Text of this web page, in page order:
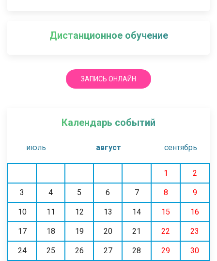
Дистанционное обучение
ЗАПИСЬ ОНЛАЙН
Календарь событий
июль август сентябрь
1 2
3 4 5 6 7 8 9
10 11 12 13 14 15 16
17 18 19 20 21 22 23
24 25 26 27 28 29 30